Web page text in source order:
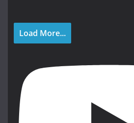
Load More...